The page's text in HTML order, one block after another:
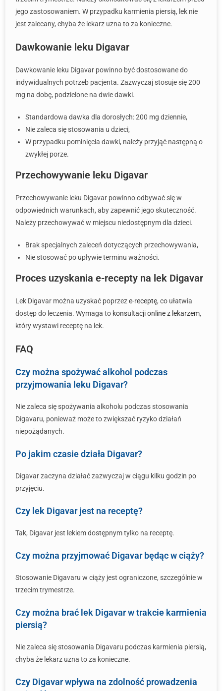
jego zastosowaniem. W przypadku karmienia piersią, lek nie
jest zalecany, chyba że lekarz uzna to za konieczne.
Dawkowanie leku Digavar
Dawkowanie leku Digavar powinno być dostosowane do
indywidualnych potrzeb pacjenta. Zazwyczaj stosuje się 200
mg na dobę, podzielone na dwie dawki.
Standardowa dawka dla dorosłych: 200 mg dziennie,
Nie zaleca się stosowania u dzieci,
W przypadku pominięcia dawki, należy przyjąć następną o
zwykłej porze.
Przechowywanie leku Digavar
Przechowywanie leku Digavar powinno odbywać się w
odpowiednich warunkach, aby zapewnić jego skuteczność.
Należy przechowywać w miejscu niedostępnym dla dzieci.
Brak specjalnych zaleceń dotyczących przechowywania,
Nie stosować po upływie terminu ważności.
Proces uzyskania e-recepty na lek Digavar
Lek Digavar można uzyskać poprzeze-receptę, co ułatwia
dostęp do leczenia. Wymaga to konsultacji online z lekarzem,
który wystawi receptę na lek.
FAQ
Czy można spożywać alkohol podczas
przyjmowania leku Digavar?
Nie zaleca się spożywania alkoholu podczas stosowania
Digavaru, ponieważ może to zwiększać ryzyko działań
niepożądanych.
Po jakim czasie działa Digavar?
Digavar zaczyna działać zazwyczaj w ciągu kilku godzin po
przyjęciu.
Czy lek Digavar jest na receptę?
Tak, Digavar jest lekiem dostępnym tylko na receptę.
Czy można przyjmować Digavar będąc w ciąży?
Stosowanie Digavaru w ciąży jest ograniczone, szczególnie w
trzecim trymestrze.
Czy można brać lek Digavar w trakcie karmienia
piersią?
Nie zaleca się stosowania Digavaru podczas karmienia piersią,
chyba że lekarz uzna to za konieczne.
Czy Digavar wpływa na zdolność prowadzenia